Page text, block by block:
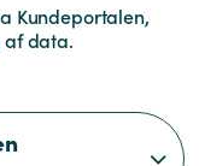
Kundeportalen,
af data.